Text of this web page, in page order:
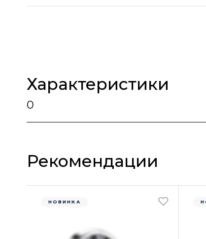
Характеристики
0
Рекомендации
НОВИНКА